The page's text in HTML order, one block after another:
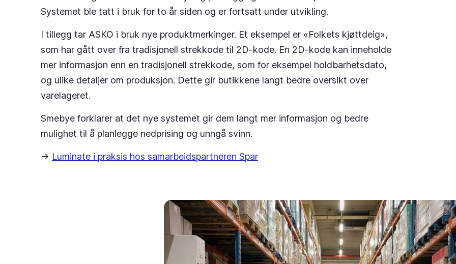
Systemet ble tatt i bruk for to år siden og er fortsatt under utvikling.
I tillegg tar ASKO i bruk nye produktmerkinger. Et eksempel er «Folkets kjøttdeig»,
som har gått over fra tradisjonell strekkode til 2D-kode. En 2D-kode kan inneholde
mer informasjon enn en tradisjonell strekkode, som for eksempel holdbarhetsdato,
og ulike detaljer om produksjon. Dette gir butikkene langt bedre oversikt over
varelageret.
Smebye forklarer at det nye systemet gir dem langt mer informasjon og bedre
mulighet til å planlegge nedprising og unngå svinn.
-> Luminate i praksis hos samarbeidspartneren Spar